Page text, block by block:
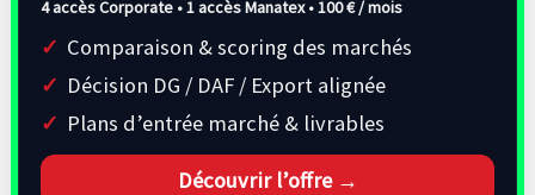
4 accès Corporate • 1 accès Manatex •100 € / mois
Comparaison & scoring des marchés
Décision DG / DAF / Export alignée
Plans d’entrée marché & livrables
Découvrir l’offre →